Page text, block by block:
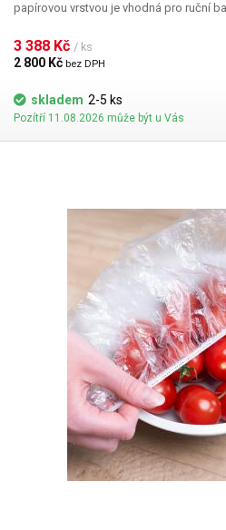
papírovou vrstvou je ​vhodná pro ruční
například potravinářských výrobků, PE
typ fólie se využívá například při balení
3 388 Kč / ks
2 800 Kč bez DPH
skladem 2-5 ks
Pozítří 11.08.2026 může být u Vás